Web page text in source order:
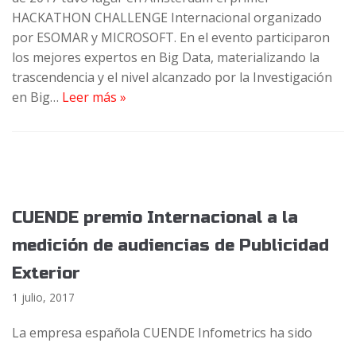
HACKATHON CHALLENGE Internacional organizado
por ESOMAR y MICROSOFT. En el evento participaron
los mejores expertos en Big Data, materializando la
trascendencia y el nivel alcanzado por la Investigación
en Big… Leer más »
CUENDE premio Internacional a la
medición de audiencias de Publicidad
Exterior
1 julio, 2017
La empresa española CUENDE Infometrics ha sido